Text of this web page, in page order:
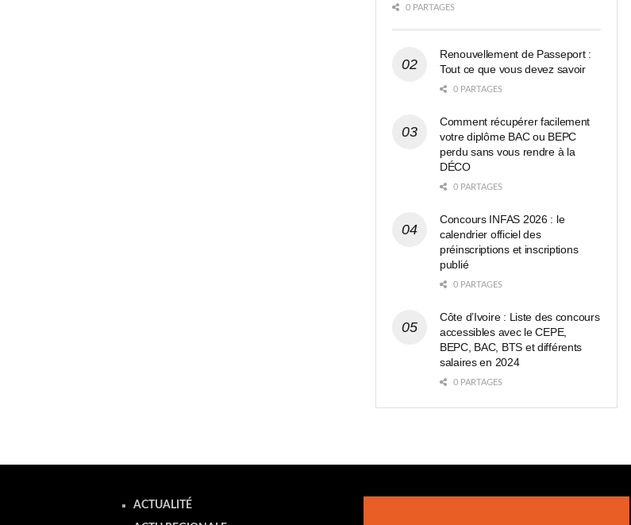
0 PARTAGES
Renouvellement de Passeport :
Tout ce que vous devez savoir
0 PARTAGES
Comment récupérer facilement
votre diplôme BAC ou BEPC
perdu sans vous rendre à la
DÉCO
0 PARTAGES
Concours INFAS 2026 : le
calendrier officiel des
préinscriptions et inscriptions
publié
0 PARTAGES
Côte d’Ivoire : Liste des concours
accessibles avec le CEPE,
BEPC, BAC, BTS et différents
salaires en 2024
0 PARTAGES
ACTUALITÉ